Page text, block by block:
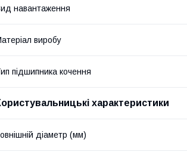
навантаження
виробу
підшипника кочення
характеристики
діаметр (мм)